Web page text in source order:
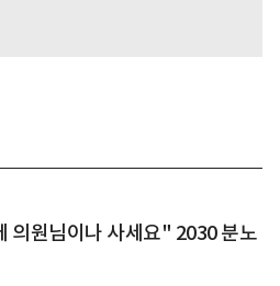
의원님이나 사세요" 2030 분노